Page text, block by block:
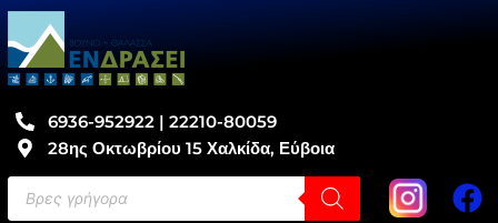
6936-952922 | 22210-80059
28ης Οκτωβρίου 15 Χαλκίδα, Εύβοια